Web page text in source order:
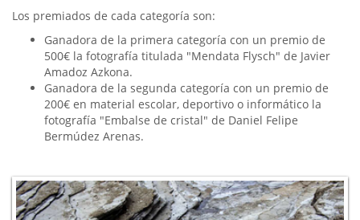
Los premiados de cada categoría son:
Ganadora de la primera categoría con un premio de
500€ la fotografía titulada "Mendata Flysch" de Javier
Amadoz Azkona.
Ganadora de la segunda categoría con un premio de
200€ en material escolar, deportivo o informático la
fotografía "Embalse de cristal" de Daniel Felipe
Bermúdez Arenas.